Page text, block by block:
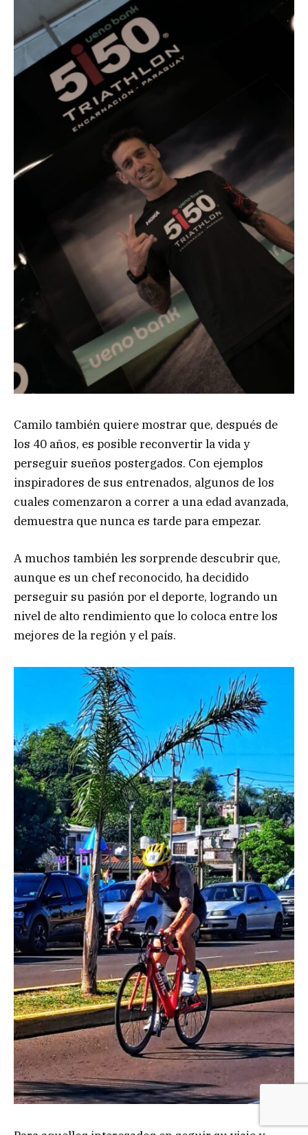
Camilo también quiere mostrar que, después de
los 40 años, es posible reconvertir la vida y
perseguir sueños postergados. Con ejemplos
inspiradores de sus entrenados, algunos de los
cuales comenzaron a correr a una edad avanzada,
demuestra que nunca es tarde para empezar.
A muchos también les sorprende descubrir que,
aunque es un chef reconocido, ha decidido
perseguir su pasión por el deporte, logrando un
nivel de alto rendimiento que lo coloca entre los
mejores de la región y el país.